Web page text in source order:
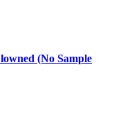
(No Sample